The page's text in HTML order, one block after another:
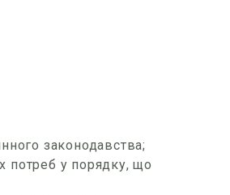
законодавства;
потреб у порядку, що